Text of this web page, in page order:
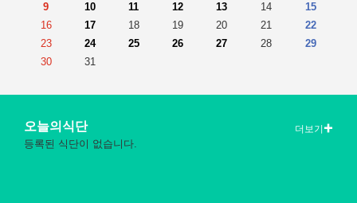
9
10 11 12 13 14
15
16
17 18 19 20 21
22
23
24 25 26 27 28
29
30
31
오늘의식단 더보기
등록된 식단이 없습니다.